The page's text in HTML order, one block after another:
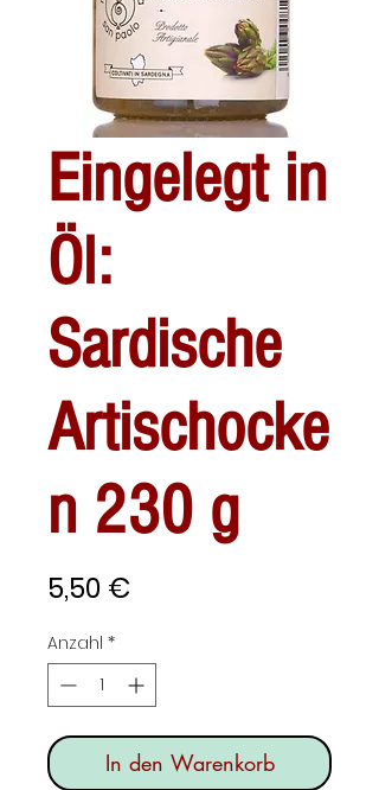
Eingelegt in
Öl:
Sardische
Artischocke
n 230 g
5,50 €
Anzahl *
In den Warenkorb